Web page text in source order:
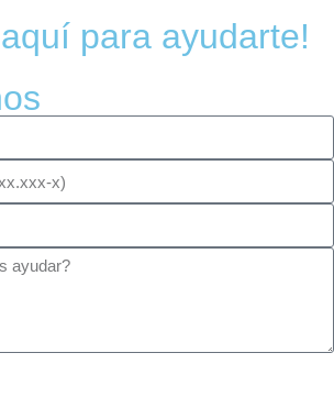
para ayudarte!